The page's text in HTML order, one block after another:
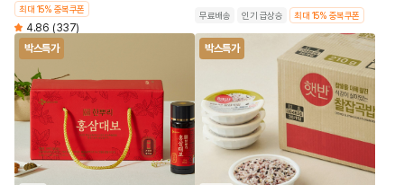
최대 15% 중복쿠폰
4.86 (337)
무료배송 인기 급상승 최대 15% 중복쿠폰
박스특가 박스특가